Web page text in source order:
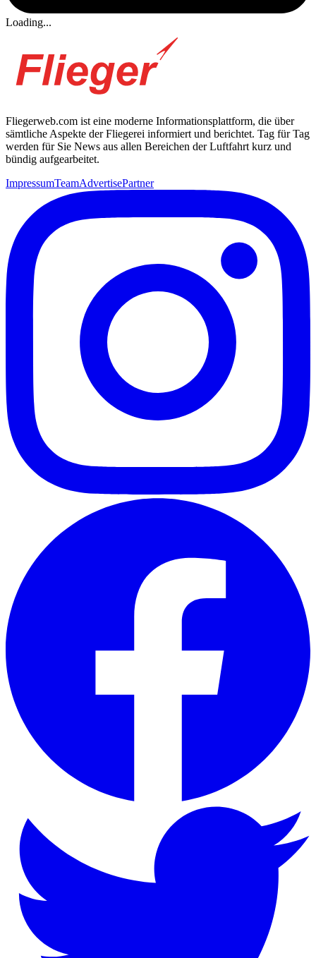
Loading...
Fliegerweb.com ist eine moderne Informationsplattform, die über
sämtliche Aspekte der Fliegerei informiert und berichtet. Tag für Tag
werden für Sie News aus allen Bereichen der Luftfahrt kurz und
bündig aufgearbeitet.
ImpressumTeamAdvertisePartner